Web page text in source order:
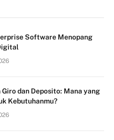
Software Menopang
Giro dan Deposito: Mana yang
Kebutuhanmu?